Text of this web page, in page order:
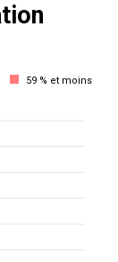
59 % et moins